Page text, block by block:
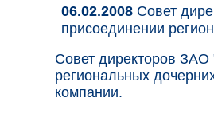
06.02.2008 Совет
присоединении
Совет директоров
региональных
компании.